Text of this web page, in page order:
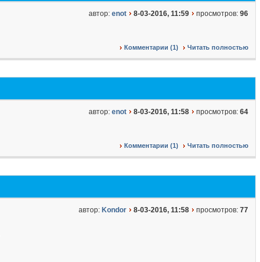
автор: enot 8-03-2016, 11:59 просмотров: 96
Комментарии (1) Читать полностью
автор: enot 8-03-2016, 11:58 просмотров: 64
Комментарии (1) Читать полностью
автор: Kondor 8-03-2016, 11:58 просмотров: 77